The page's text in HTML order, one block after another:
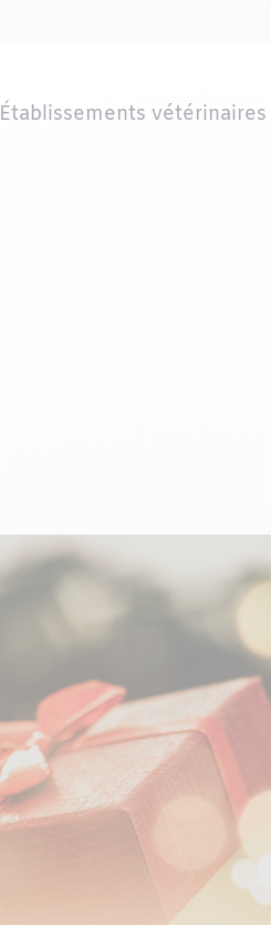
Établissements vétérinaires